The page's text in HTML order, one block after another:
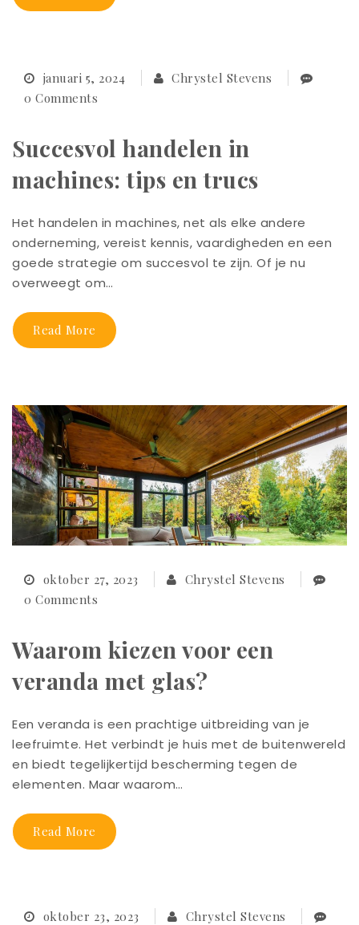
januari 5, 2024
Chrystel Stevens
0 Comments
Succesvol handelen in
machines: tips en trucs
Het handelen in machines, net als elke andere
onderneming, vereist kennis, vaardigheden en een
goede strategie om succesvol te zijn. Of je nu
overweegt om…
Read More
oktober 27, 2023
Chrystel Stevens
0 Comments
Waarom kiezen voor een
veranda met glas?
Een veranda is een prachtige uitbreiding van je
leefruimte. Het verbindt je huis met de buitenwereld
en biedt tegelijkertijd bescherming tegen de
elementen. Maar waarom…
Read More
oktober 23, 2023
Chrystel Stevens